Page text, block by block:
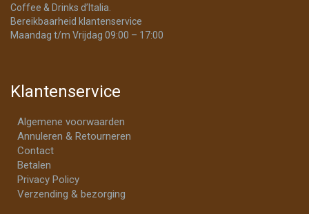
Coffee & Drinks d’Italia.
Bereikbaarheid klantenservice
Maandag t/m Vrijdag 09:00 – 17:00
Klantenservice
Algemene voorwaarden
Annuleren & Retourneren
Contact
Betalen
Privacy Policy
Verzending & bezorging